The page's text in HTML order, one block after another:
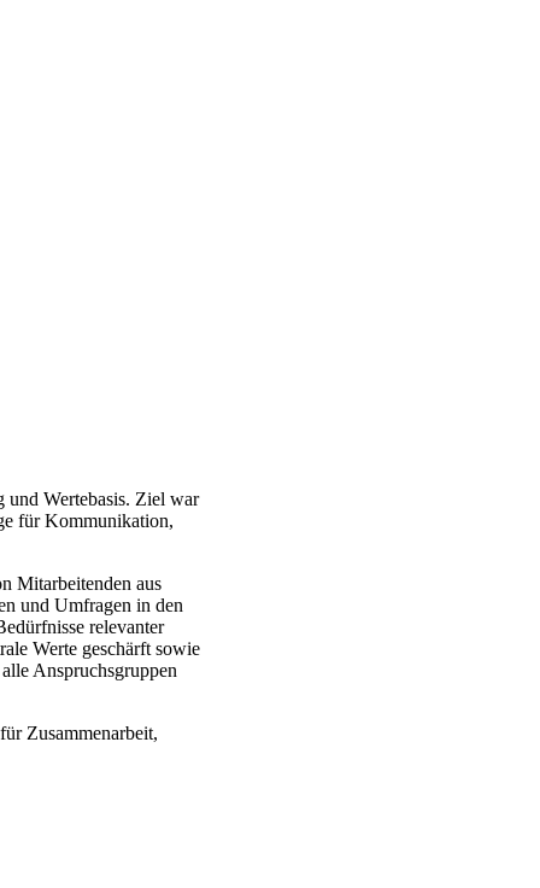
und Wertebasis. Ziel war
für Kommunikation,
Mitarbeitenden aus
und Umfragen in den
relevanter
Werte geschärft sowie
Anspruchsgruppen
Zusammenarbeit,